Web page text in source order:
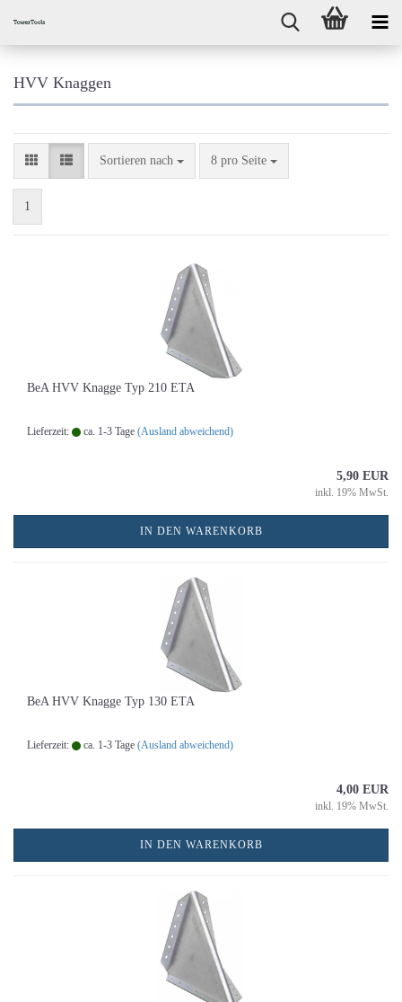
HVV Knaggen
Sortieren nach
Sortieren nach 8 pro Seite
pro Seite
1
BeA HVV Knagge Typ 210 ETA
Lieferzeit: ca. 1-3 Tage (Ausland abweichend)
5,90 EUR
inkl. 19% MwSt.
IN DEN WARENKORB
BeA HVV Knagge Typ 130 ETA
Lieferzeit: ca. 1-3 Tage (Ausland abweichend)
4,00 EUR
inkl. 19% MwSt.
IN DEN WARENKORB